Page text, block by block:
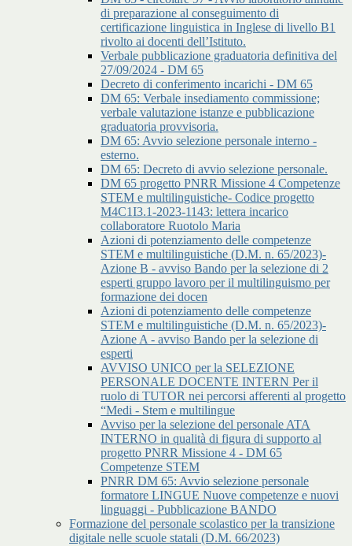
di preparazione al conseguimento di
certificazione linguistica in Inglese di livello B1
rivolto ai docenti dell’Istituto.
Verbale pubblicazione graduatoria definitiva del
27/09/2024 - DM 65
Decreto di conferimento incarichi - DM 65
DM 65: Verbale insediamento commissione;
verbale valutazione istanze e pubblicazione
graduatoria provvisoria.
DM 65: Avvio selezione personale interno -
esterno.
DM 65: Decreto di avvio selezione personale.
DM 65 progetto PNRR Missione 4 Competenze
STEM e multilinguistiche- Codice progetto
M4C1I3.1-2023-1143: lettera incarico
collaboratore Ruotolo Maria
Azioni di potenziamento delle competenze
STEM e multilinguistiche (D.M. n. 65/2023)-
Azione B - avviso Bando per la selezione di 2
esperti gruppo lavoro per il multilinguismo per
formazione dei docen
Azioni di potenziamento delle competenze
STEM e multilinguistiche (D.M. n. 65/2023)-
Azione A - avviso Bando per la selezione di
esperti
AVVISO UNICO per la SELEZIONE
PERSONALE DOCENTE INTERN Per il
ruolo di TUTOR nei percorsi afferenti al progetto
“Medi - Stem e multilingue
Avviso per la selezione del personale ATA
INTERNO in qualità di figura di supporto al
progetto PNRR Missione 4 - DM 65
Competenze STEM
PNRR DM 65: Avvio selezione personale
formatore LINGUE Nuove competenze e nuovi
linguaggi - Pubblicazione BANDO
Formazione del personale scolastico per la transizione
digitale nelle scuole statali (D.M. 66/2023)